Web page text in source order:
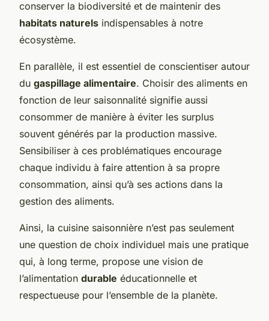
conserver la biodiversité et de maintenir des
habitats naturels indispensables à notre
écosystème.
En parallèle, il est essentiel de conscientiser autour
du gaspillage alimentaire. Choisir des aliments en
fonction de leur saisonnalité signifie aussi
consommer de manière à éviter les surplus
souvent générés par la production massive.
Sensibiliser à ces problématiques encourage
chaque individu à faire attention à sa propre
consommation, ainsi qu’à ses actions dans la
gestion des aliments.
Ainsi, la cuisine saisonnière n’est pas seulement
une question de choix individuel mais une pratique
qui, à long terme, propose une vision de
l’alimentation durable éducationnelle et
respectueuse pour l’ensemble de la planète.